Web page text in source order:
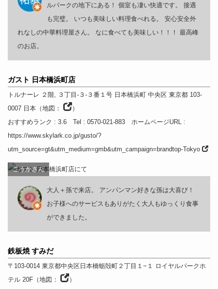
ルパークの地下にある！ 個室も凄い快適です。 接遇
も完璧。 いつも美味しい料理食べれる。 安心安全外
れなしの中華料理屋さん。 なに食べても美味しい！！！ 最高峰
のお店。
ガスト 日本橋浜町店
トルナーレ ２階, ３丁目-３-３番１号 日本橋浜町 中央区 東京都 103-
0007 日本（地図：
）
おすすめランク : 3.6 Tel : 0570-021-883 ホームページURL:
https://www.skylark.co.jp/gusto/?
utm_source=gt&utm_medium=gmb&utm_campaign=brandtop-Tokyo
こうかさん
大人＋孫で来店。 アンパンマン好きな孫は大喜び！
お子様へのサービスもありがたく大人もゆっくり食事
ができました。
鉄板焼 すみだ
〒103-0014 東京都中央区日本橋蛎殻町２丁目１−１ ロイヤルパークホ
テル 20F（地図：
）